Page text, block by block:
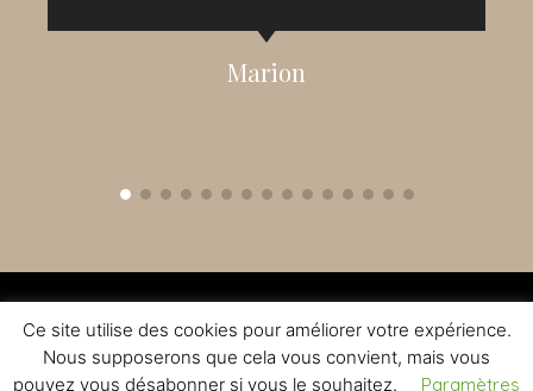
Marion
2015 - 2022 © TOUS DROITS RÉSERVÉS - CRÉATION NOMADINDESIGN -
CGV- MENTIONS LÉGALES
L'ABUS D'ALCOOL EST DANGEREUX A LA SANTE - A CONSOMMER AVEC
MODERATION
Ce site utilise des cookies pour améliorer votre expérience.
Nous supposerons que cela vous convient, mais vous
pouvez vous désabonner si vous le souhaitez.
Paramètres